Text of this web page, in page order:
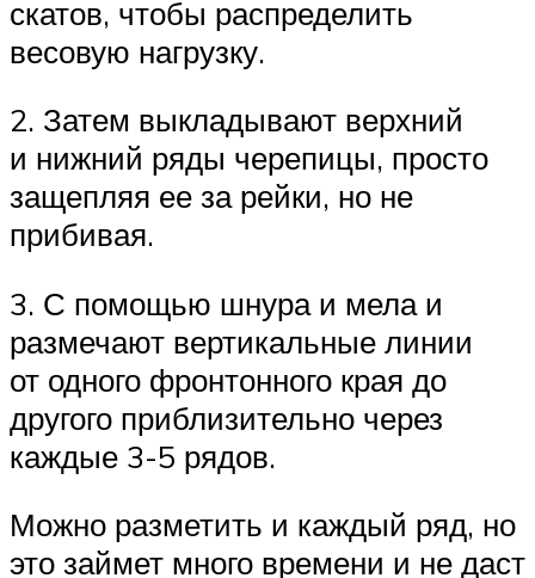
скатов, чтобы распределить
весовую нагрузку.
2. Затем выкладывают верхний
и нижний ряды черепицы, просто
защепляя ее за рейки, но не
прибивая.
3. С помощью шнура и мела и
размечают вертикальные линии
от одного фронтонного края до
другого приблизительно через
каждые 3-5 рядов.
Можно разметить и каждый ряд, но
это займет много времени и не даст